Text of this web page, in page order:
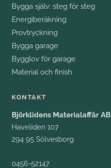
Bygga själv: steg för steg
Energiberäkning
Provtryckning
Bygga garage
Bygglov för garage
Material och finish
KONTAKT
Björklidens Materialaffär AB
Haveliden 107
294 95 Sölvesborg
0456-52147